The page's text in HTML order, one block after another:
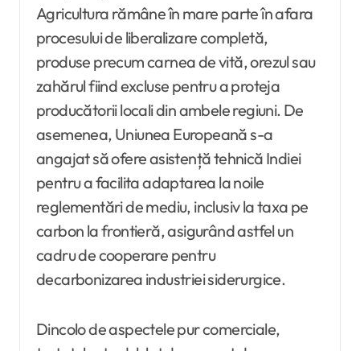
Agricultura rămâne în mare parte în afara
procesului de liberalizare completă,
produse precum carnea de vită, orezul sau
zahărul fiind excluse pentru a proteja
producătorii locali din ambele regiuni. De
asemenea, Uniunea Europeană s-a
angajat să ofere asistență tehnică Indiei
pentru a facilita adaptarea la noile
reglementări de mediu, inclusiv la taxa pe
carbon la frontieră, asigurând astfel un
cadru de cooperare pentru
decarbonizarea industriei siderurgice.
Dincolo de aspectele pur comerciale,